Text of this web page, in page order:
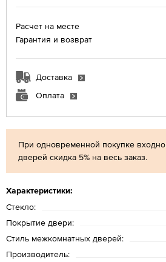
При одновременной покупке
дверей скидка 5% на весь заказ.
Характеристики:
Стекло:
Покрытие двери:
Стиль межкомнатных дверей:
Производитель:
Расчет на месте
Гарантия и возврат
Доставка
Оплата